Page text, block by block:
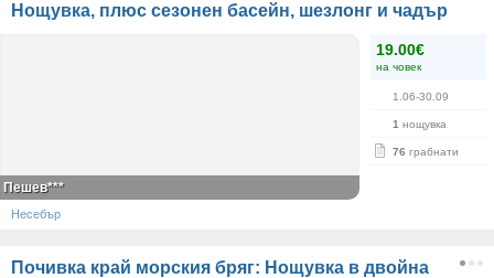
Нощувка, плюс сезонен басейн, шезлонг и чадър
19.00€
на човек
1.06-30.09
1 нощувка
76 грабнати
Пешев***
Несебър
Почивка край морския бряг: Нощувка в двойна